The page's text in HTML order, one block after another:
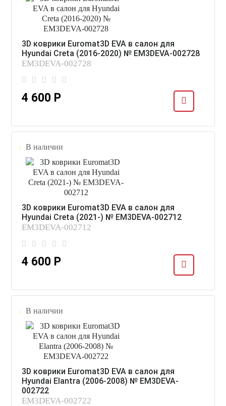
3D коврики Euromat3D EVA в салон для
Hyundai Creta (2016-2020) № EM3DEVA-002728
EM3DEVA-002728
4 600 Р
В наличии
3D коврики Euromat3D EVA в салон для
Hyundai Creta (2021-) № EM3DEVA-002712
EM3DEVA-002712
4 600 Р
В наличии
3D коврики Euromat3D EVA в салон для
Hyundai Elantra (2006-2008) № EM3DEVA-
002722
EM3DEVA-002722